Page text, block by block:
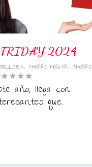
FRIDAY 2024
,AHORRO HOGAR,AHORRO
año, llega con
que...